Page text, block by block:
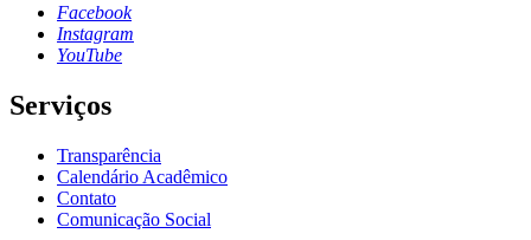
Facebook
Instagram
YouTube
Serviços
Transparência
Calendário Acadêmico
Contato
Comunicação Social